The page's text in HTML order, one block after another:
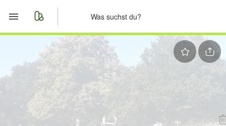
Start
Merkliste
Nachrichten
Anzeige aufgeben